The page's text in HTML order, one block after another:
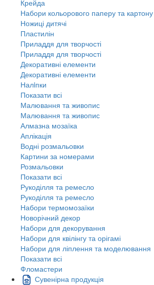
Крейда
Набори кольорового паперу та картону
Ножиці дитячі
Пластилін
Приладдя для творчості
Приладдя для творчості
Декоративні елементи
Декоративні елементи
Налiпки
Показати всі
Малювання та живопис
Малювання та живопис
Алмазна мозаїка
Аплікація
Водні розмальовки
Картини за номерами
Розмальовки
Показати всі
Рукоділля та ремесло
Рукоділля та ремесло
Набори термомозаїки
Новорічний декор
Набори для декорування
Набори для квілінгу та орігамі
Набори для ліплення та моделювання
Показати всі
Фломастери
Сувенірна продукція